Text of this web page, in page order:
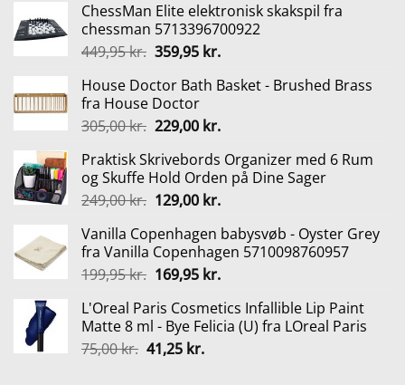
ChessMan Elite elektronisk skakspil fra
chessman 5713396700922
449,95kr. Den
pris
var:
449,95 kr..
359,95 kr.Den
pris
359,95 kr..
House Doctor Bath Basket - Brushed Brass
fra House Doctor
305,00kr. Den
pris
var:
305,00 kr..
229,00 kr.Den
pris
er:
229,00 kr..
Praktisk Skrivebords Organizer med 6 Rum
og Skuffe Hold Orden på Dine Sager
249,00kr. Den
pris
var:
249,00 kr..
129,00 kr.Den
pris
er:
129,00 kr..
Vanilla Copenhagen babysvøb - Oyster Grey
fra Vanilla Copenhagen 5710098760957
199,95kr. Den
pris
var:
199,95 kr..
169,95 kr.Den
pris
er:
L'Oreal Paris Cosmetics Infallible Lip Paint
Matte 8 ml - Bye Felicia (U) fra LOreal Paris
75,00kr. Den
41,25 kr.Den